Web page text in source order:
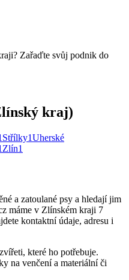
? Zařaďte svůj podnik do
kraj)
Střílky1Uherské
Zlín1
a zatoulané psy a hledají jim
máme v Zlínském kraji 7
kontaktní údaje, adresu i
které ho potřebuje.
na venčení a materiální či